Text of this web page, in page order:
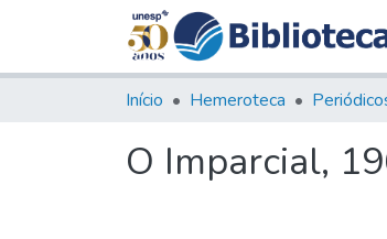
Início Hemeroteca
O Imparcial,